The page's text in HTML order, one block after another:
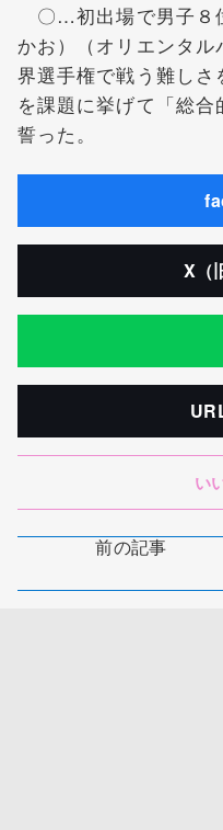
〇…初出場で男子８
かお）（オリエンタ
界選手権で戦う難し
を課題に挙げて「総
誓った。
X（
い
前の記事